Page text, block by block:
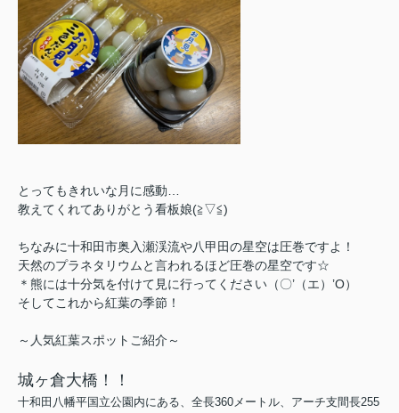
とってもきれいな月に感動…
教えてくれてありがとう看板娘(≧▽≦)
ちなみに十和田市奥入瀬渓流や八甲田の星空は圧巻ですよ！
天然のプラネタリウムと言われるほど圧巻の星空です☆
＊熊には十分気を付けて見に行ってください（〇’（エ）’O）
そしてこれから紅葉の季節！
～人気紅葉スポットご紹介～
城ヶ倉大橋！！
十和田八幡平国立公園内にある、全長360メートル、アーチ支間長255